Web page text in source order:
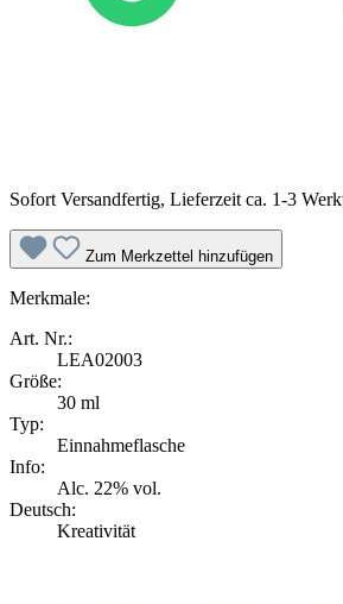
Sofort Versandfertig, Lieferzeit ca. 1-3
Zum Merkzettel hinzufügen
Merkmale:
Art. Nr.:
LEA02003
Größe:
30 ml
Typ:
Einnahmeflasche
Info:
Alc. 22% vol.
Deutsch:
Kreativität